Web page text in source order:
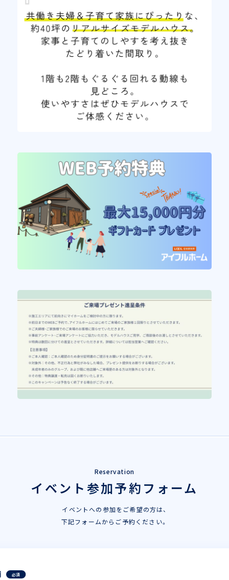
Reservation
イベント参加予約フォーム
イベントへの参加をご希望の方は、
下記フォームからご予約ください。
必須